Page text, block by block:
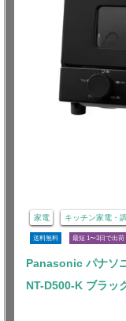
家電 キッチン家電・
送料無料 最短 1〜3日で出荷
Panasonic パナソ
NT-D500-K ブラッ